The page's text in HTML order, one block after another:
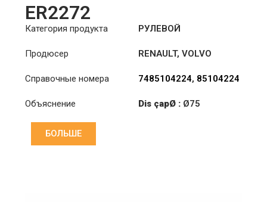
ER2272
Категория продукта
РУЛЕВОЙ
Продюсер
RENAULT,VOLVO
Справочные номера 7485104224, 85104224
Объяснение Dis çapØ : Ø75
БОЛЬШЕ